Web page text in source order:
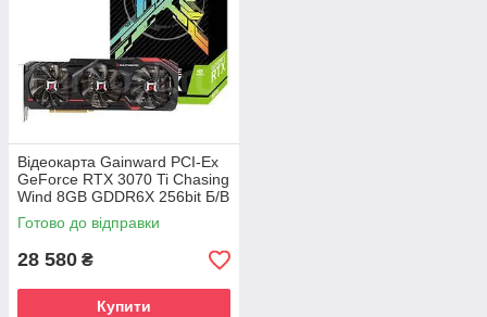
Відеокарта Gainward PCI-Ex
GeForce RTX 3070 Ti Chasing
Wind 8GB GDDR6X 256bit Б/В
Готово до відправки
28 580 ₴
Купити